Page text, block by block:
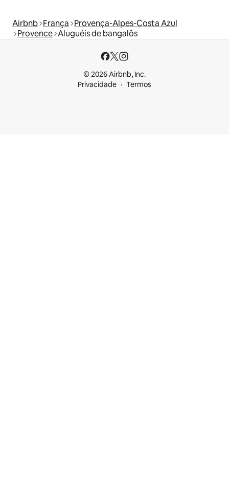
Airbnb França Provença-Alpes-Costa Azul
Provence Aluguéis de bangalôs
© 2026 Airbnb, Inc.
Privacidade
Termos